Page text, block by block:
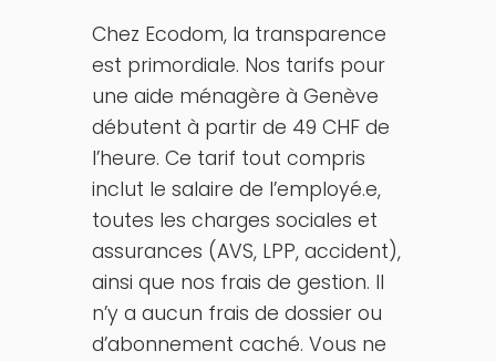
Chez Ecodom, la transparence
est primordiale. Nos tarifs pour
une aide ménagère à Genève
débutent à partir de 49 CHF de
l’heure. Ce tarif tout compris
inclut le salaire de l’employé.e,
toutes les charges sociales et
assurances (AVS, LPP, accident),
ainsi que nos frais de gestion. Il
n’y a aucun frais de dossier ou
d’abonnement caché. Vous ne